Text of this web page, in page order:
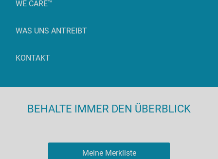
WE CARE™
WAS UNS ANTREIBT
KONTAKT
BEHALTE IMMER DEN ÜBERBLICK
Meine Merkliste